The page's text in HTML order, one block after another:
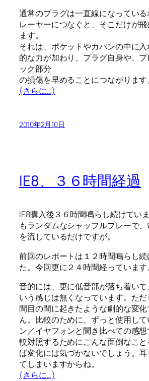
通常のプラグは一直線になってい
レーヤーにつなぐと、そこだけが
ます。
それは、ポケットやカバンの中に
的な力が加わり、プラグ自身や、
ック部分
の損傷を早めることにつながります
(さらに…)
2010年2月10日
IE8、３６時間経過
IE8購入後３６時間鳴らし続けてい
もランダムなシャッフルプレーで
を流しているだけですが。
前回のレポートは１２時間鳴らし
た。今回更に２４時間経っています
音的には、更に低音部が落ち着い
いう感じは無くなっています。た
間目の間に起きたような劇的な変
ん。比較のために、ずっと使用し
ン／イヤフォンと聞き比べての感
較対照するためにこんな面倒なこ
ば変化には気づかないでしょう。
てしまいますからね。
(さらに…)